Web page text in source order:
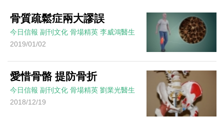
骨質疏鬆症兩大謬誤
今日信報 副刊文化 骨場精英 李威鴻醫生
2019/01/02
愛惜骨骼 提防骨折
今日信報 副刊文化 骨場精英 劉業光醫生
2018/12/19